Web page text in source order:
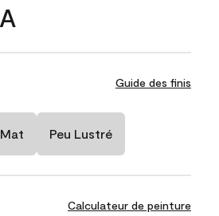
Guide des finis
Mat Peu Lustré
Calculateur de peinture